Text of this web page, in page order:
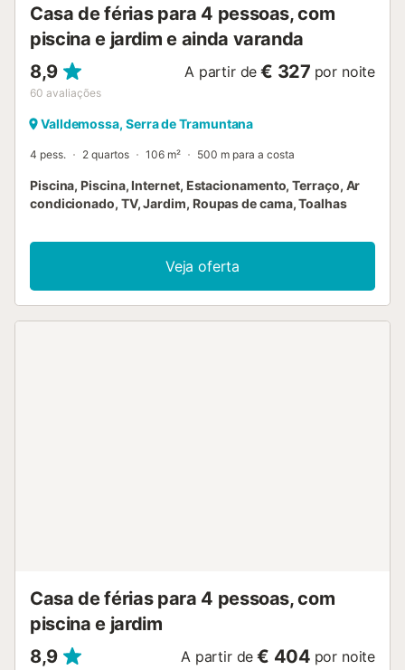
Casa de férias para 4 pessoas, com
piscina e jardim e ainda varanda
8,9
60 avaliações
A partir de € 327 por noite
Valldemossa, Serra de Tramuntana
4 pess. 2 quartos 106 m² 500 m para a costa
Piscina, Piscina, Internet, Estacionamento, Terraço, Ar
condicionado, TV, Jardim, Roupas de cama, Toalhas
Veja oferta
Casa de férias para 4 pessoas, com
piscina e jardim
8,9
A partir de € 404 por noite